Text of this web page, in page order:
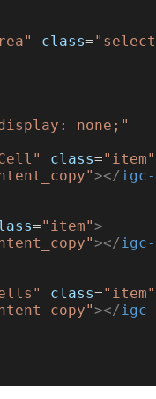
class=
none;"
class="item"
></ igc-
="item">
></ igc-
class="item"
></ igc-